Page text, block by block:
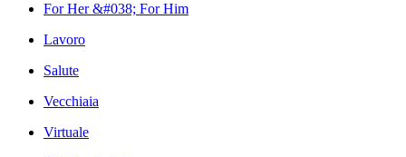
For Her &#038; For Him
Lavoro
Salute
Vecchiaia
Virtuale